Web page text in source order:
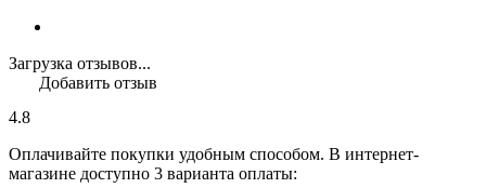
Загрузка отзывов...
4.8
Добавить отзыв
Оплачивайте покупки удобным способом. В интернет-
магазине доступно 3 варианта оплаты: